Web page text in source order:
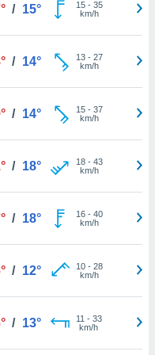
/ 15° 15- 35
km/h
/ 14° 13- 27
km/h
/ 14° 15- 37
km/h
/ 18° 18- 43
km/h
/ 18° 16- 40
km/h
/ 12° 10- 28
km/h
/ 13° 11 - 33
km/h